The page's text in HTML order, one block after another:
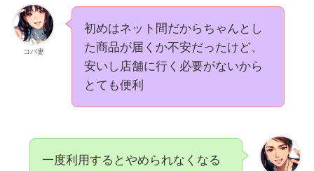
コバ妻
初めはネット間だからちゃんとし
た商品が届くか不安だったけど、
安いし店舗に行く必要がないから
とても便利
一度利用するとやめられなくなる